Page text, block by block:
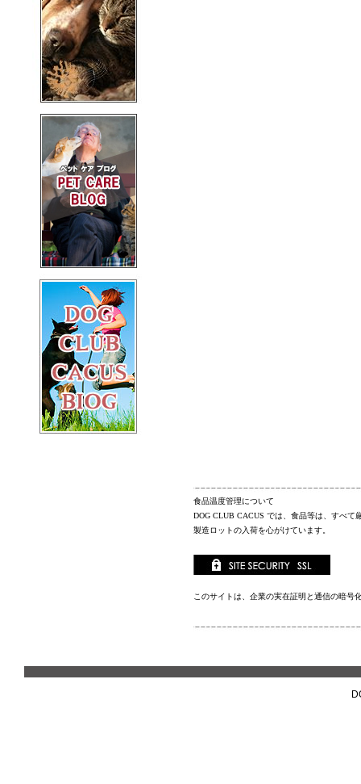
食品温度管理について
DOG CLUB CACUS では、食品等は、すべて
製造ロットの入荷を心がけています。
このサイトは、企業の実在証明と通信の暗号